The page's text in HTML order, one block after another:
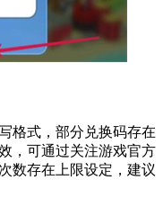
格式，部分兑换码存在
，可通过关注游戏官方
数存在上限设定，建议